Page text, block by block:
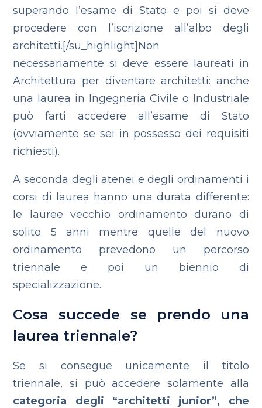
superando l’esame di Stato e poi si deve
procedere con l’iscrizione all’albo degli
architetti.[/su_highlight]Non
necessariamente si deve essere laureati in
Architettura per diventare architetti: anche
una laurea in Ingegneria Civile o Industriale
può farti accedere all’esame di Stato
(ovviamente se sei in possesso dei requisiti
richiesti).
A seconda degli atenei e degli ordinamenti i
corsi di laurea hanno una durata differente:
le lauree vecchio ordinamento durano di
solito 5 anni mentre quelle del nuovo
ordinamento prevedono un percorso
triennale e poi un biennio di
specializzazione.
Cosa succede se prendo una
laurea triennale?
Se si consegue unicamente il titolo
triennale, si può accedere solamente alla
categoria degli “architetti junior”, che